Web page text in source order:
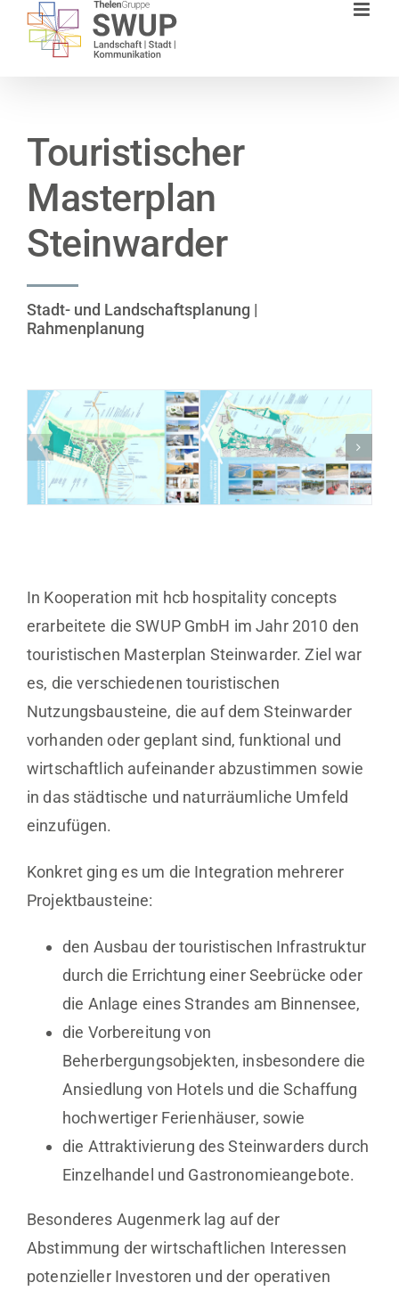
Zum
Inhalt
Touristischer
Masterplan
Steinwarder
Stadt- und Landschaftsplanung |
Rahmenplanung
In Kooperation mit hcb hospitality concepts
erarbeitete die SWUP GmbH im Jahr 2010 den
touristischen Masterplan Steinwarder. Ziel war
es, die verschiedenen touristischen
Nutzungsbausteine, die auf dem Steinwarder
vorhanden oder geplant sind, funktional und
wirtschaftlich aufeinander abzustimmen sowie
in das städtische und naturräumliche Umfeld
einzufügen.
Konkret ging es um die Integration mehrerer
Projektbausteine:
den Ausbau der touristischen Infrastruktur
durch die Errichtung einer Seebrücke oder
die Anlage eines Strandes am Binnensee,
die Vorbereitung von
Beherbergungsobjekten, insbesondere die
Ansiedlung von Hotels und die Schaffung
hochwertiger Ferienhäuser, sowie
die Attraktivierung des Steinwarders durch
Einzelhandel und Gastronomieangebote.
Besonderes Augenmerk lag auf der
Abstimmung der wirtschaftlichen Interessen
potenzieller Investoren und der operativen